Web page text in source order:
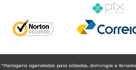
*Postagens agendadas para sábados, domingos e